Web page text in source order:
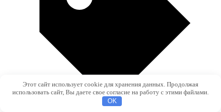
Этот сайт использует cookie для хранения данных. Продолжая
использовать сайт, Вы даете свое согласие на работу с этими файлами.
OK